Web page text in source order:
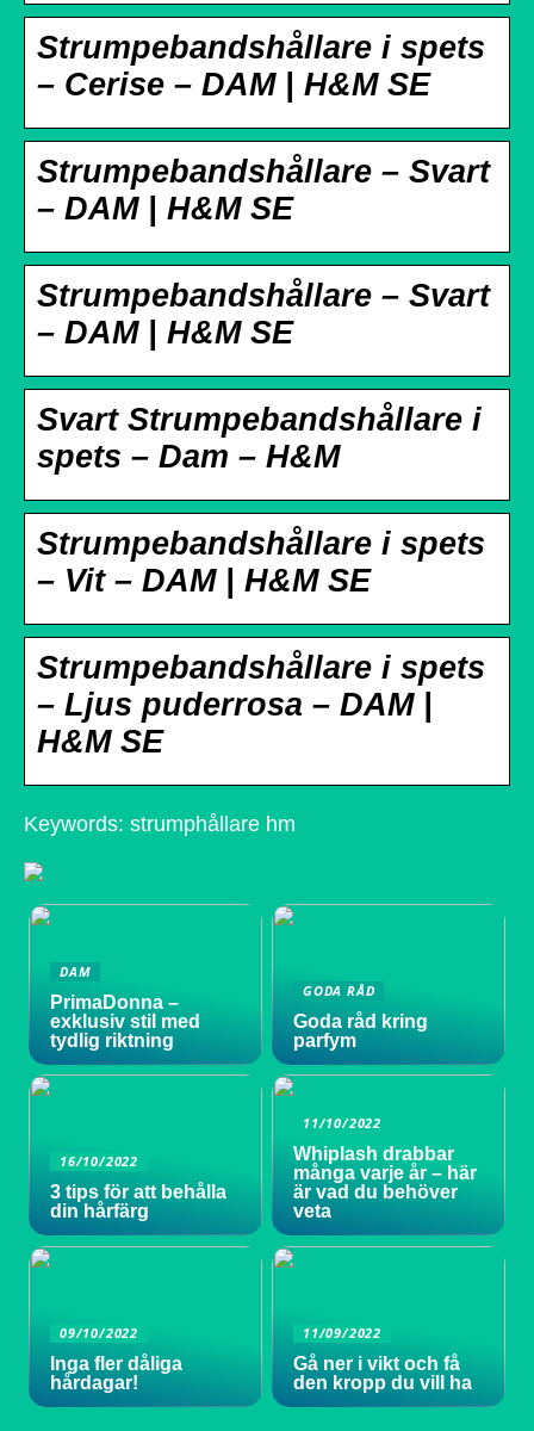
Strumpebandshållare i spets
– Cerise – DAM | H&M SE
Strumpebandshållare – Svart
– DAM | H&M SE
Strumpebandshållare – Svart
– DAM | H&M SE
Svart Strumpebandshållare i
spets – Dam – H&M
Strumpebandshållare i spets
– Vit – DAM | H&M SE
Strumpebandshållare i spets
– Ljus puderrosa – DAM |
H&M SE
Keywords: strumphållare hm
DAM
PrimaDonna –
exklusiv stil med
tydlig riktning
GODA RÅD
Goda råd kring
parfym
16/10/2022
3 tips för att behålla
din hårfärg
11/10/2022
Whiplash drabbar
många varje år – här
är vad du behöver
veta
09/10/2022
Inga fler dåliga
hårdagar!
11/09/2022
Gå ner i vikt och få
den kropp du vill ha